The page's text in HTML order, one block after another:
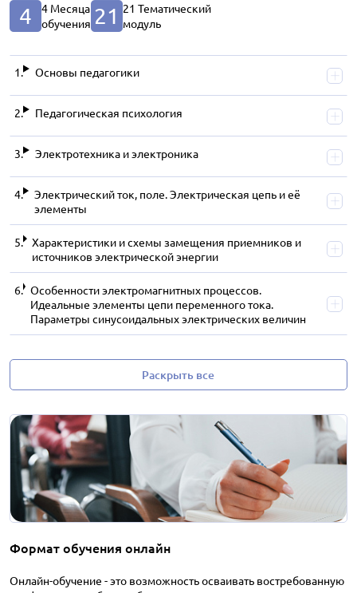
4
4 Месяца
обучения 21 21 Тематический
модуль
Основы педагогики
Педагогическая психология
Электротехника и электроника
Электрический ток, поле. Электрическая цепь и её
элементы
Характеристики и схемы замещения приемников и
источников электрической энергии
Особенности электромагнитных процессов.
Идеальные элементы цепи переменного тока.
Параметры синусоидальных электрических величин
Раскрыть все
Формат обучения онлайн
Онлайн-обучение - это возможность осваивать востребованную